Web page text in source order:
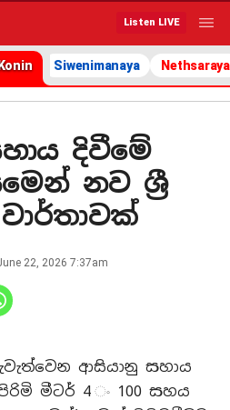
Listen LIVE
Siwenimanaya Nethsaraya
දිවීමේ
නව ශ්‍රී
22, 2026 7:37am
ආසියානු සහාය
මීටර් 4 ං 100 සහය